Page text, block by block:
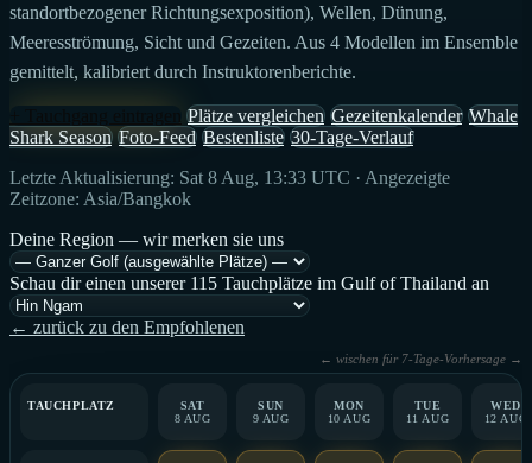
standortbezogener Richtungsexposition), Wellen, Dünung,
Meeresströmung, Sicht und Gezeiten. Aus 4 Modellen im Ensemble
gemittelt, kalibriert durch Instruktorenberichte.
Plätze vergleichen Gezeitenkalender Whale
Shark Season Foto-Feed Bestenliste 30-Tage-Verlauf
Letzte Aktualisierung: Sat 8 Aug, 13:33 UTC · Angezeigte
Zeitzone: Asia/Bangkok
Deine Region — wir merken sie uns
Schau dir einen unserer 115 Tauchplätze im Gulf of Thailand an
← zurück zu den Empfohlenen
← wischen für 7-Tage-Vorhersage →
TAUCHPLATZ
SAT
8 AUG
SUN
9 AUG
MON
10 AUG
TUE
11 AUG
WED
12 AUG